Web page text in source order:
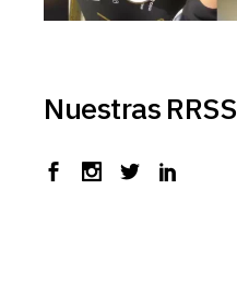
Nuestras RRSS